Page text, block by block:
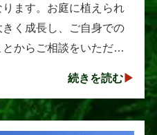
ます。お庭に植えられ
く成長し、ご自身での
からご相談をいただき
続きを読む